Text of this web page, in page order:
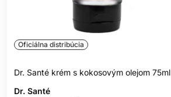
Oficiálna distribúcia
Dr. Santé krém s kokosovým olejom 75ml
Dr. Santé